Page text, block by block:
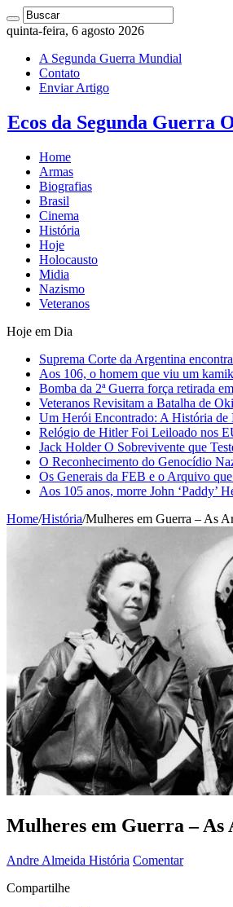
quinta-feira, 6 agosto 2026
A Segunda Guerra Mundial
Contato
Enviar Artigo
Ecos da Segunda Guerra
Home
Armas
Biografias
Brasil
Cinema
História
Hoje
Holocausto
Midia
Nazismo
Veteranos
Hoje em Dia
Suprema Corte da Argentina
Aos 106, o homem que viu um
Bomba da 2ª Guerra força retirada
Veteranos Revisitam a Batalha de
Um Herói Encontrado: A História
Relógio de Hitler Foi Leiloado nos
Jack Holder O Sobrevivente que
O Reconhecimento do Genocídio
Os Generais da FEB e o Arquivo
Aos 105 anos, morre John ‘Paddy’
Home/História/Mulheres em Guerra – As
Mulheres em Guerra – As
Andre Almeida História Comentar
Compartilhe